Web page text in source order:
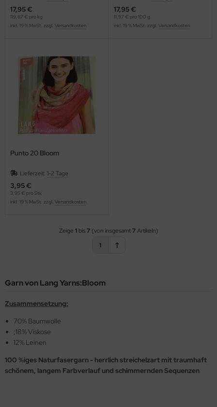
17,95 €
119,67 € pro kg
inkl. 19 % MwSt. zzgl. Versandkosten
17,95 €
11,97 € pro 100 g
inkl. 19 % MwSt. zzgl. Versandkosten
Punto 20 Bloom
Lieferzeit: 1-2 Tage
3,95 €
3,95 € pro Stk
inkl. 19 % MwSt. zzgl. Versandkosten
Zeige 1bis7(von insgesamt7Artikeln)
1
Garn von Lang Yarns:Bloom
Zusammensetzung:
70% Baumwolle
;18% Viskose
12% Leinen
100 %iges Naturfasergarn - herrlich streichelzart mit traumhaft
schönem, langem Farbverlauf und schimmernden Sequenzen